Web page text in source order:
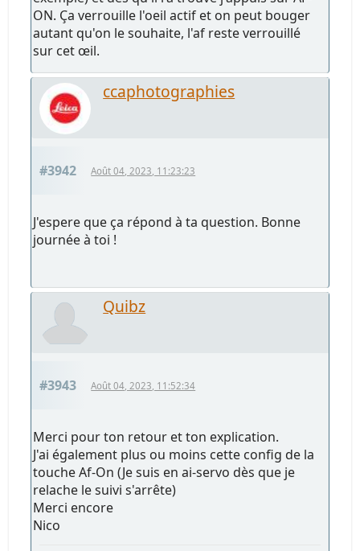
ON. Ça verrouille l'oeil actif et on peut bouger
autant qu'on le souhaite, l'af reste verrouillé
sur cet œil.
ccaphotographies
#3942 Août 04, 2023, 11:23:23
J'espere que ça répond à ta question. Bonne
journée à toi !
Quibz
#3943 Août 04, 2023, 11:52:34
Merci pour ton retour et ton explication.
J'ai également plus ou moins cette config de la
touche Af-On (Je suis en ai-servo dès que je
relache le suivi s'arrête)
Merci encore
Nico